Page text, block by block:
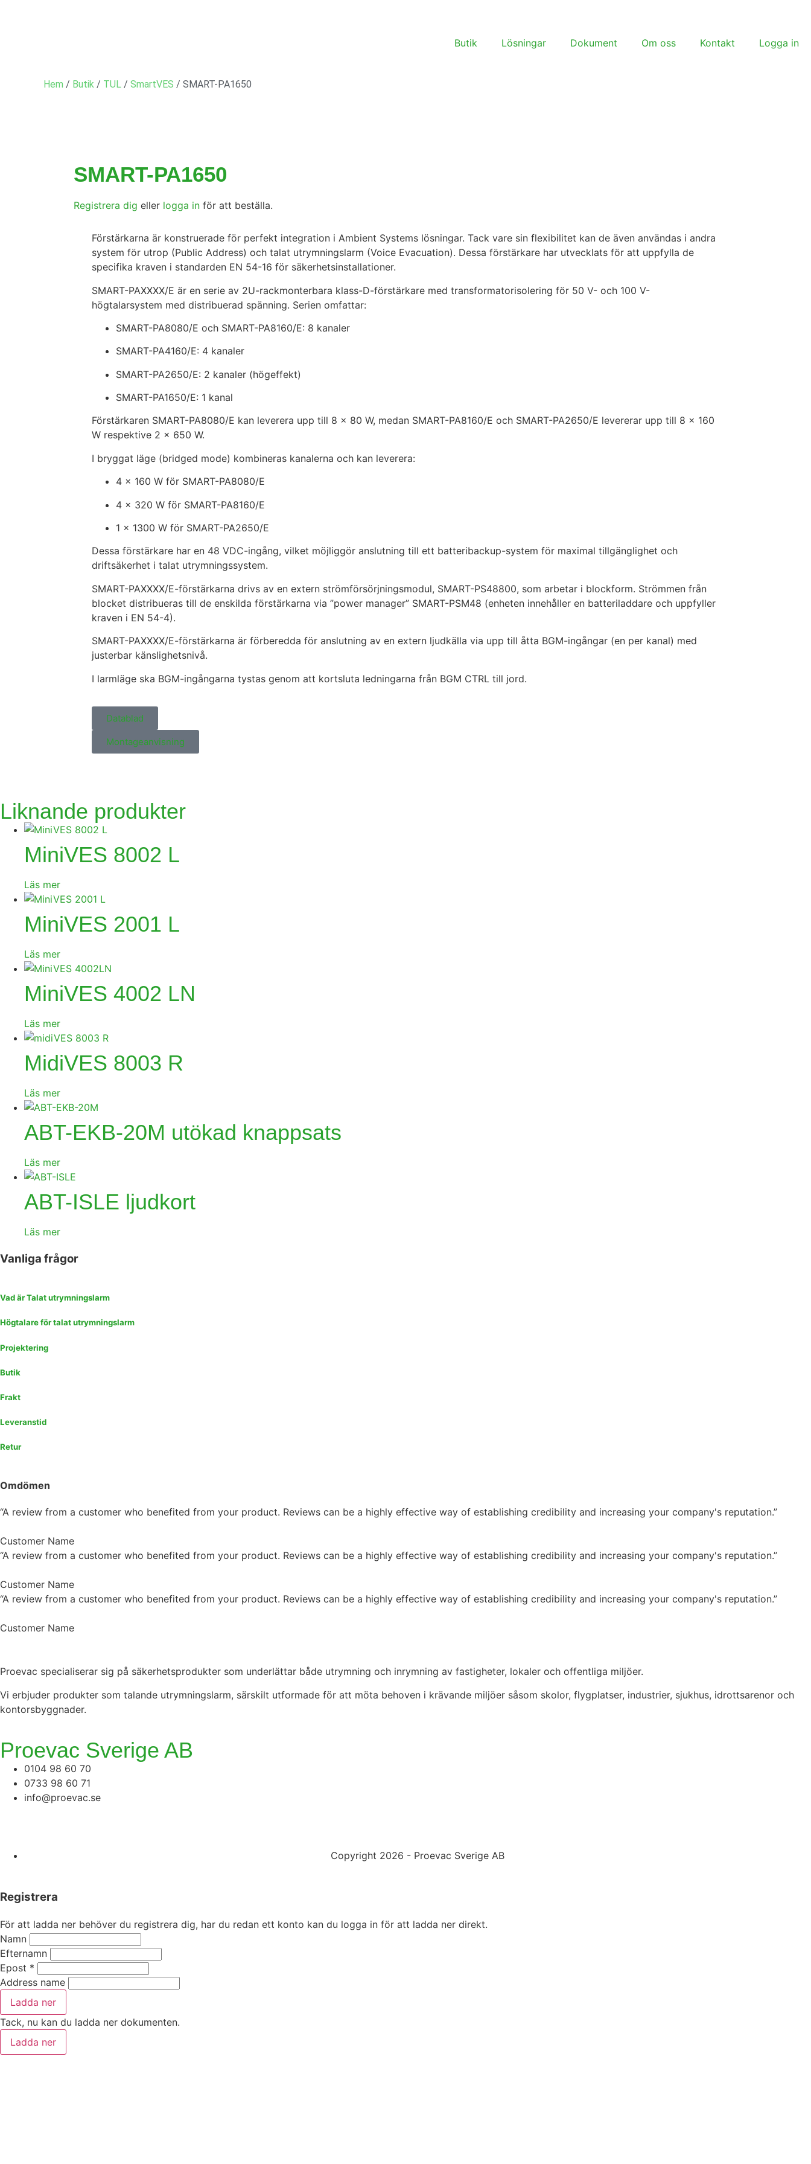
Butik Lösningar Dokument Om oss Kontakt Logga in
Hem / Butik / TUL / SmartVES / SMART-PA1650
SMART-PA1650
Registrera dig eller logga in för att beställa.
Förstärkarna är konstruerade för perfekt integration i Ambient Systems lösningar. Tack vare sin flexibilitet kan de även användas i andra
system för utrop (Public Address) och talat utrymningslarm (Voice Evacuation). Dessa förstärkare har utvecklats för att uppfylla de
specifika kraven i standarden EN 54-16 för säkerhetsinstallationer.
SMART-PAXXXX/E är en serie av 2U-rackmonterbara klass-D-förstärkare med transformatorisolering för 50 V- och 100 V-
högtalarsystem med distribuerad spänning. Serien omfattar:
SMART-PA8080/E och SMART-PA8160/E: 8 kanaler
SMART-PA4160/E: 4 kanaler
SMART-PA2650/E: 2 kanaler (högeffekt)
SMART-PA1650/E: 1 kanal
Förstärkaren SMART-PA8080/E kan leverera upp till 8 × 80 W, medan SMART-PA8160/E och SMART-PA2650/E levererar upp till 8 × 160
W respektive 2 × 650 W.
I bryggat läge (bridged mode) kombineras kanalerna och kan leverera:
4 × 160 W för SMART-PA8080/E
4 × 320 W för SMART-PA8160/E
1 × 1300 W för SMART-PA2650/E
Dessa förstärkare har en 48 VDC-ingång, vilket möjliggör anslutning till ett batteribackup-system för maximal tillgänglighet och
driftsäkerhet i talat utrymningssystem.
SMART-PAXXXX/E-förstärkarna drivs av en extern strömförsörjningsmodul, SMART-PS48800, som arbetar i blockform. Strömmen från
blocket distribueras till de enskilda förstärkarna via ”power manager” SMART-PSM48 (enheten innehåller en batteriladdare och uppfyller
kraven i EN 54-4).
SMART-PAXXXX/E-förstärkarna är förberedda för anslutning av en extern ljudkälla via upp till åtta BGM-ingångar (en per kanal) med
justerbar känslighetsnivå.
I larmläge ska BGM-ingångarna tystas genom att kortsluta ledningarna från BGM CTRL till jord.
Datablad
Montageanvisning
Liknande produkter
MiniVES 8002 L
Läs mer
MiniVES 2001 L
Läs mer
MiniVES 4002 LN
Läs mer
MidiVES 8003 R
Läs mer
ABT-EKB-20M utökad knappsats
Läs mer
ABT-ISLE ljudkort
Läs mer
Vanliga frågor
Vad är Talat utrymningslarm
Högtalare för talat utrymningslarm
Projektering
Butik
Frakt
Leveranstid
Retur
Omdömen
“A review from a customer who benefited from your product. Reviews can be a highly effective way of establishing credibility and increasing your company's reputation.”
Customer Name
“A review from a customer who benefited from your product. Reviews can be a highly effective way of establishing credibility and increasing your company's reputation.”
Customer Name
“A review from a customer who benefited from your product. Reviews can be a highly effective way of establishing credibility and increasing your company's reputation.”
Customer Name
Proevac specialiserar sig på säkerhetsprodukter som underlättar både utrymning och inrymning av fastigheter, lokaler och offentliga miljöer.
Vi erbjuder produkter som talande utrymningslarm, särskilt utformade för att möta behoven i krävande miljöer såsom skolor, flygplatser, industrier, sjukhus, idrottsarenor och
kontorsbyggnader.
Proevac Sverige AB
0104 98 60 70
0733 98 60 71
info@proevac.se
Copyright 2026 - Proevac Sverige AB
Registrera
För att ladda ner behöver du registrera dig, har du redan ett konto kan du logga in för att ladda ner direkt.
Namn
Efternamn
Epost *
Address name
Ladda ner
Tack, nu kan du ladda ner dokumenten.
Ladda ner